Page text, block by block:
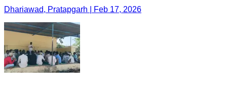
Dhariawad, Pratapgarh | Feb 17, 2026